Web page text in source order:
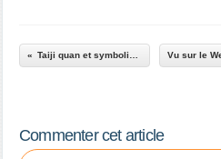
Commenter cet article